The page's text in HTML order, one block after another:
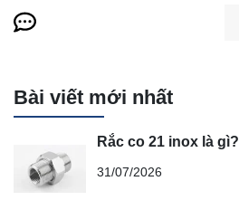
Bài viết mới nhất
Rắc co 21 inox là gì?
31/07/2026